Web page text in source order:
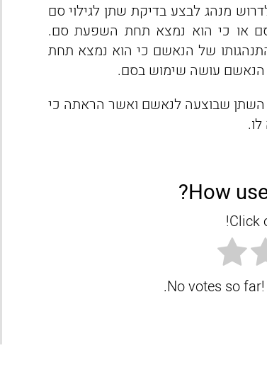
מנהג לבצע בדיקת שתן לגילוי סם
או כי הוא נמצא תחת השפעת סם.
של הנאשם כי הוא נמצא תחת
הנאשם עושה שימוש בסם.
שבוצעה לנאשם ואשר הראתה כי
How
Click
No votes so